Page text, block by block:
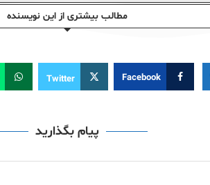
مطالب بیشتری از این نویسندە
Facebook
Twitter
پیام بگذارید